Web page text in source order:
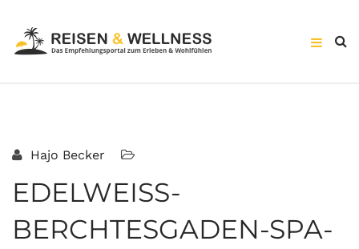
Hajo Becker
EDELWEISS-
BERCHTESGADEN-SPA-